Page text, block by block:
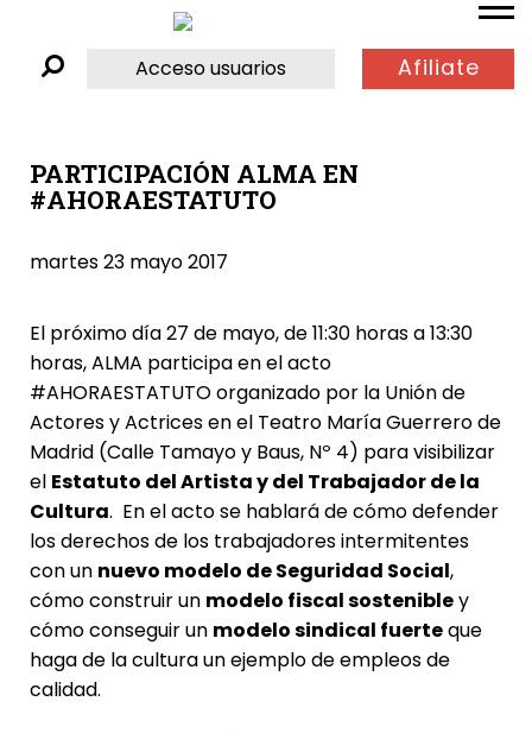
Acceso usuarios Afiliate
PARTICIPACIÓN ALMA EN
#AHORAESTATUTO
martes 23 mayo 2017
El próximo día 27 de mayo, de 11:30 horas a 13:30
horas, ALMA participa en el acto
#AHORAESTATUTO organizado por la Unión de
Actores y Actrices en el Teatro María Guerrero de
Madrid (Calle Tamayo y Baus, Nº 4) para visibilizar
el Estatuto del Artista y del Trabajador de la
Cultura. En el acto se hablará de cómo defender
los derechos de los trabajadores intermitentes
con un nuevo modelo de Seguridad Social,
cómo construir un modelo fiscal sostenibley
cómo conseguir un modelo sindical fuerteque
haga de la cultura un ejemplo de empleos de
calidad.